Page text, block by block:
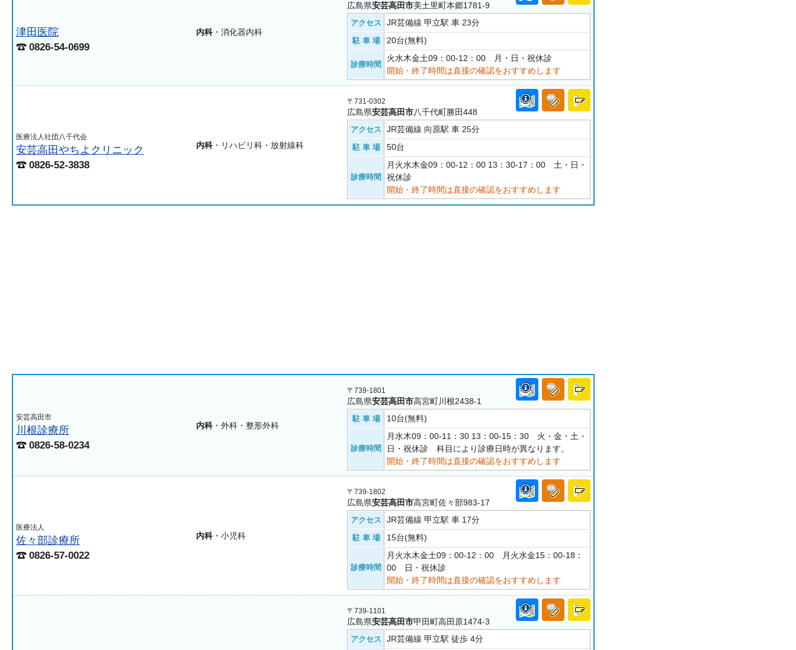
津田医院
0826-54-0699
内科・消化器内科
広島県安芸高田市美土里町本郷1781-9
アクセス JR芸備線 甲立駅 車 23分
駐 車 場 20台(無料)
診療時間
火水木金土09：00-12：00 月・日・祝休診
開始・終了時間は直接の確認をおすすめします
医療法人社団八千代会
安芸高田やちよクリニック
0826-52-3838
内科・リハビリ科・放射線科
〒731-0302
広島県安芸高田市八千代町勝田448
アクセス JR芸備線 向原駅 車 25分
駐 車 場 50台
診療時間
月火水木金09：00-12：00 13：30-17：00 土・日・
祝休診
開始・終了時間は直接の確認をおすすめします
安芸高田市
川根診療所
0826-58-0234
内科・外科・整形外科
〒739-1801
広島県安芸高田市高宮町川根2438-1
駐 車 場 10台(無料)
診療時間
月水木09：00-11：30 13：00-15：30 火・金・土・
日・祝休診 科目により診療日時が異なります。
開始・終了時間は直接の確認をおすすめします
医療法人
佐々部診療所
0826-57-0022
内科・小児科
〒739-1802
広島県安芸高田市高宮町佐々部983-17
アクセス JR芸備線 甲立駅 車 17分
駐 車 場 15台(無料)
診療時間
月火水木金土09：00-12：00 月火水金15：00-18：
00 日・祝休診
開始・終了時間は直接の確認をおすすめします
〒739-1101
広島県安芸高田市甲田町高田原1474-3
アクセス JR芸備線 甲立駅 徒歩 4分